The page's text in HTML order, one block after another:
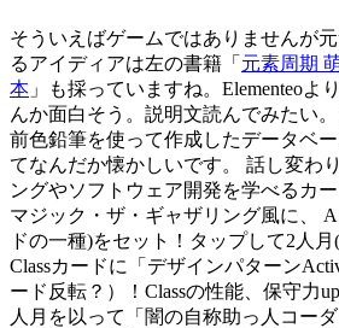
そういえばゲームではありませんが
るアイディアは左の書籍「 元素周期
本 」も採っていますね。Elementeoよ
んか面白そう。説明文読んでみたい
前色鉛筆を使って作成したデータベ
てなんだか懐かしいです。 話し変わ
ングやソフトウェア開発を学べるカ
マジック・ザ・ギャザリング風に、
ドの一種)をセット！タップして2人
Classカードに「デザインパターン
ード反転？）！Classの性能、保守力
人月を以って「闇の自称助っ人コー